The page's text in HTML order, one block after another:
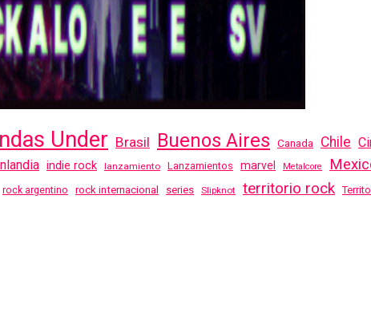
Under Brasil Buenos Aires Canada Chile
indie rock lanzamiento Lanzamientos marvel Metalcore
rock argentino rock internacional series Slipknot territorio rock